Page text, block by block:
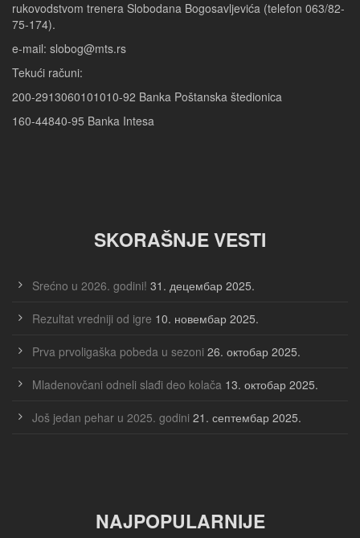
rukovodstvom trenera Slobodana Bogosavljevića (telefon 063/82-
75-174).
e-mail: slobog@mts.rs
Tekući računi:
200-2913060101010-92 Banka Poštanska štedionica
160-44840-95 Banka Intesa
SKORAŠNJE VESTI
Srećno u 2026. godini! 31. децембар 2025.
Rezultat vredniji od igre 10. новембар 2025.
Prva prvoligaška pobeda u sezoni 26. октобар 2025.
Mladenovčani odneli slađi deo kolača 13. октобар 2025.
Još jedan pehar u 2025. godini 21. септембар 2025.
NAJPOPULARNIJE